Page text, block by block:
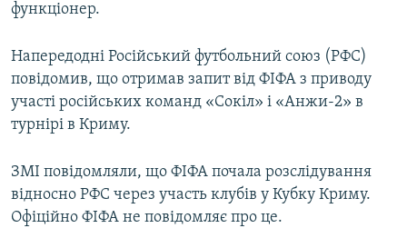
функціонер.
Напередодні Російський футбольний союз (РФС)
повідомив, що отримав запит від ФІФА з приводу
участі російських команд «Сокіл» і «Анжи-2» в
турнірі в Криму.
ЗМІ повідомляли, що ФІФА почала розслідування
відносно РФС через участь клубів у Кубку Криму.
Офіційно ФІФА не повідомляє про це.